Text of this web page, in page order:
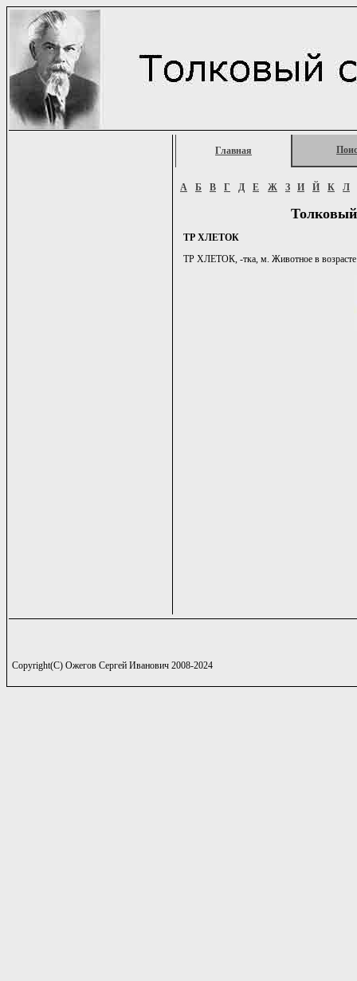
Главная
А Б В Г Д Е Ж З И Й К Л
ТР ХЛЕТОК
ТР ХЛЕТОК, -тка, м. Животное в возрасте
Copyright(C) Ожегов Сергей Иванович 2008-2024